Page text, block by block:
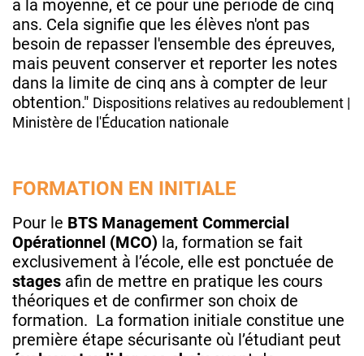
à la moyenne, et ce pour une période de cinq
ans. Cela signifie que les élèves n'ont pas
besoin de repasser l'ensemble des épreuves,
mais peuvent conserver et reporter les notes
dans la limite de cinq ans à compter de leur
obtention." Dispositions relatives au redoublement |
Ministère de l'Éducation nationale
FORMATION EN INITIALE
Pour le BTS Management Commercial
Opérationnel (MCO) la, formation se fait
exclusivement à l’école, elle est ponctuée de
stages afin de mettre en pratique les cours
théoriques et de confirmer son choix de
formation. La formation initiale constitue une
première étape sécurisante où l’étudiant peut